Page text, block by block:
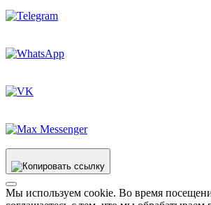
Мы используем cookie. Во время